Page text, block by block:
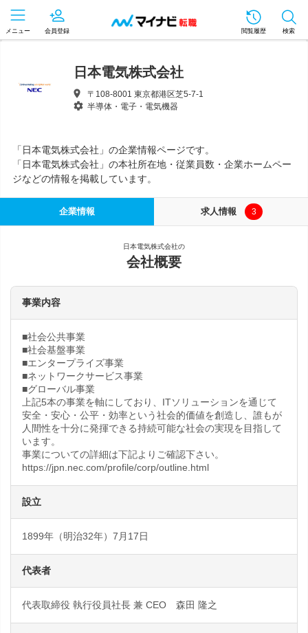
メニュー 会員登録 閲覧履歴 検索
日本電気株式会社
〒108-8001 東京都港区芝5-7-1
半導体・電子・電気機器
「日本電気株式会社」の企業情報ページです。
「日本電気株式会社」の本社所在地・従業員数・企業ホームペー
ジなどの情報を掲載しています。
企業情報 求人情報 3
日本電気株式会社の
会社概要
事業内容
■社会公共事業
■社会基盤事業
■エンタープライズ事業
■ネットワークサービス事業
■グローバル事業
上記5本の事業を軸にしており、ITソリューションを通じて
安全・安心・公平・効率という社会的価値を創造し、誰もが
人間性を十分に発揮できる持続可能な社会の実現を目指して
います。
事業についての詳細は下記よりご確認下さい。
https://jpn.nec.com/profile/corp/outline.html
設立
1899年（明治32年）7月17日
代表者
代表取締役 執行役員社長 兼 CEO 森田 隆之